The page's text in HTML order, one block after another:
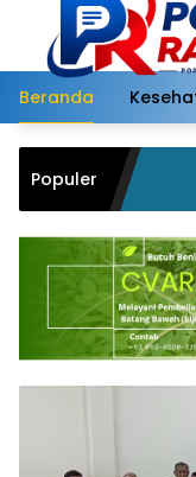
Langsung
konten
Beranda
Populer